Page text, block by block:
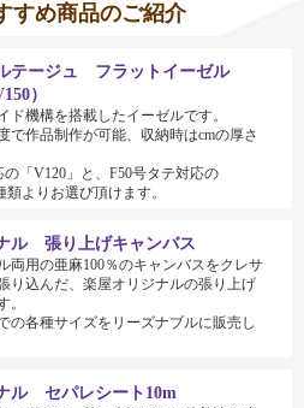
すめ商品のご紹介
テージュ フラットイーゼル
）
ド機構を搭載したイーゼルです。
で作品制作が可能、収納時はcmの厚さ
の「V120」と、F50号タテ対応の
類よりお選び頂けます。
ル 張り上げキャンバス
両用の亜麻100％のキャンバスをクレサ
り込んだ、楽屋オリジナルの張り上げ
。
の各種サイズをリーズナブルに販売し
ル セパレシート10m